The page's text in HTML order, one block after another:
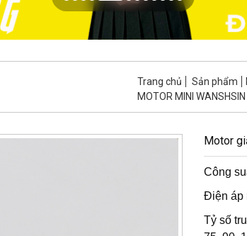
Trang chủ Sản phẩm
MOTOR MINI WANSHSIN
Motor
Điện áp
Tỷ số